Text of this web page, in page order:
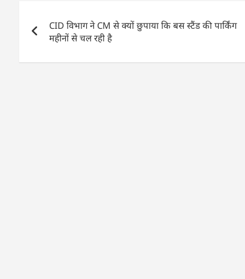
p
p
o
o
k
n g
navigation
CID विभाग ने CM से क्यों छुपाया कि बस स्टैंड की पार्किंग
महीनों से चल रही है